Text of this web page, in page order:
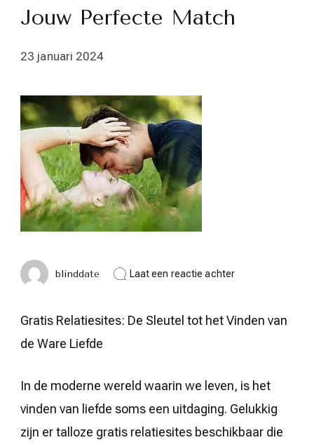
Jouw Perfecte Match
23 januari 2024
blinddate Laat een reactie achterop
van
Jouw
Match
Gratis Relatiesites: De Sleutel tot het Vinden van
de Ware Liefde
In de moderne wereld waarin we leven, is het
vinden van liefde soms een uitdaging. Gelukkig
zijn er talloze gratis relatiesites beschikbaar die